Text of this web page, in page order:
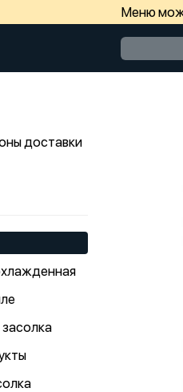
Меню
доставки